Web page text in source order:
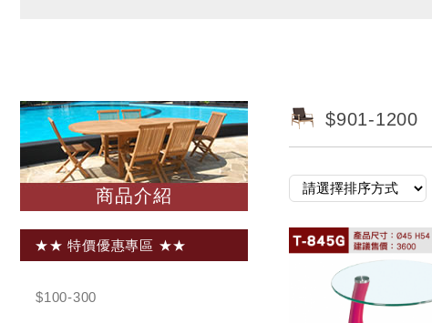
商品介紹
★★ 特價優惠專區 ★★
$100-300
$901-1200